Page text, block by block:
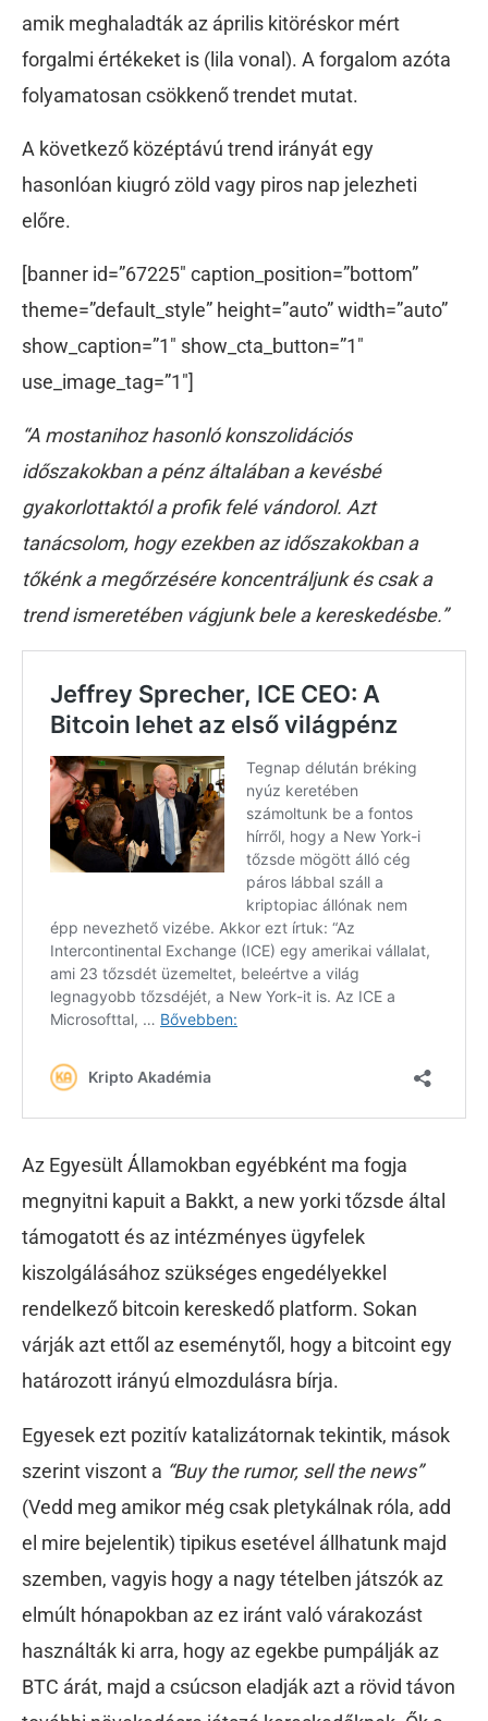
amik meghaladták az április kitöréskor mért
forgalmi értékeket is (lila vonal). A forgalom azóta
folyamatosan csökkenő trendet mutat.
A következő középtávú trend irányát egy
hasonlóan kiugró zöld vagy piros nap jelezheti
előre.
[banner id=”67225″ caption_position=”bottom”
theme=”default_style” height=”auto” width=”auto”
show_caption=”1″ show_cta_button=”1″
use_image_tag=”1″]
“A mostanihoz hasonló konszolidációs
időszakokban a pénz általában a kevésbé
gyakorlottaktól a profik felé vándorol. Azt
tanácsolom, hogy ezekben az időszakokban a
tőkénk a megőrzésére koncentráljunk és csak a
trend ismeretében vágjunk bele a kereskedésbe.”
Az Egyesült Államokban egyébként ma fogja
megnyitni kapuit a Bakkt, a new yorki tőzsde által
támogatott és az intézményes ügyfelek
kiszolgálásához szükséges engedélyekkel
rendelkező bitcoin kereskedő platform. Sokan
várják azt ettől az eseménytől, hogy a bitcoint egy
határozott irányú elmozdulásra bírja.
Egyesek ezt pozitív katalizátornak tekintik, mások
szerint viszont a “Buy the rumor, sell the news”
(Vedd meg amikor még csak pletykálnak róla, add
el mire bejelentik) tipikus esetével állhatunk majd
szemben, vagyis hogy a nagy tételben játszók az
elmúlt hónapokban az ez iránt való várakozást
használták ki arra, hogy az egekbe pumpálják az
BTC árát, majd a csúcson eladják azt a rövid távon